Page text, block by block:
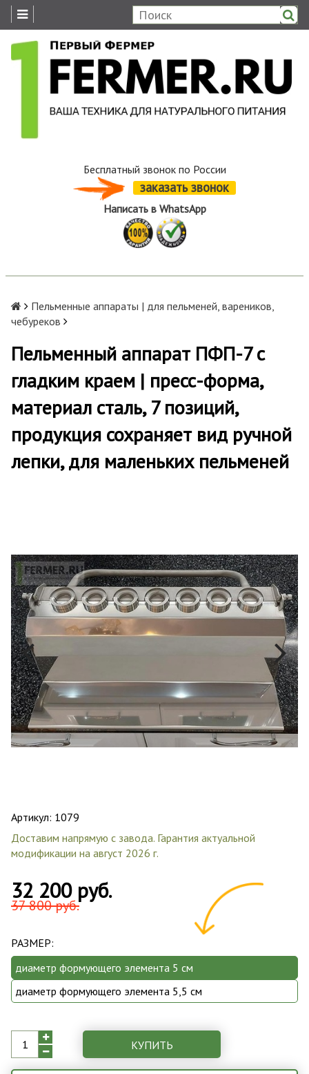
Бесплатный звонок по России
заказать звонок
Написать в WhatsApp
Пельменные аппараты | для пельменей, вареников,
чебуреков
Пельменный аппарат ПФП-7 с
гладким краем | пресс-форма,
материал сталь, 7 позиций,
продукция сохраняет вид ручной
лепки, для маленьких пельменей
Артикул: 1079
Доставим напрямую с завода. Гарантия актуальной
модификации на август 2026 г.
32 200 руб.
37 800 руб.
РАЗМЕР:
диаметр формующего элемента 5 см
диаметр формующего элемента 5,5 см
КУПИТЬ